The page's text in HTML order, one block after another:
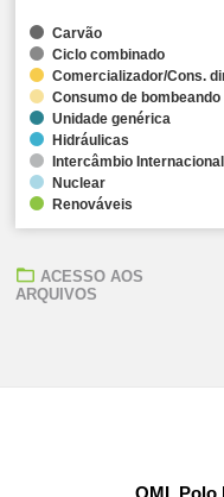
Carvão
Ciclo combinado
Comercializador/Cons.
Consumo de bombeando
Unidade genérica
Hidráulicas
Intercâmbio Internacional
Nuclear
Renováveis
ACESSO AOS
ARQUIVOS
OMI, Polo